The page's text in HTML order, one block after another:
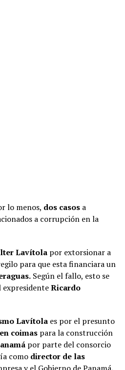
lo menos, dos casos a
a corrupción en la
Lavítola por extorsionar a
para que esta financiara un
Según el fallo, esto se
expresidenteRicardo
Lavítola es por el presunto
coimas para la construcción
por parte del consorcio
como director de las